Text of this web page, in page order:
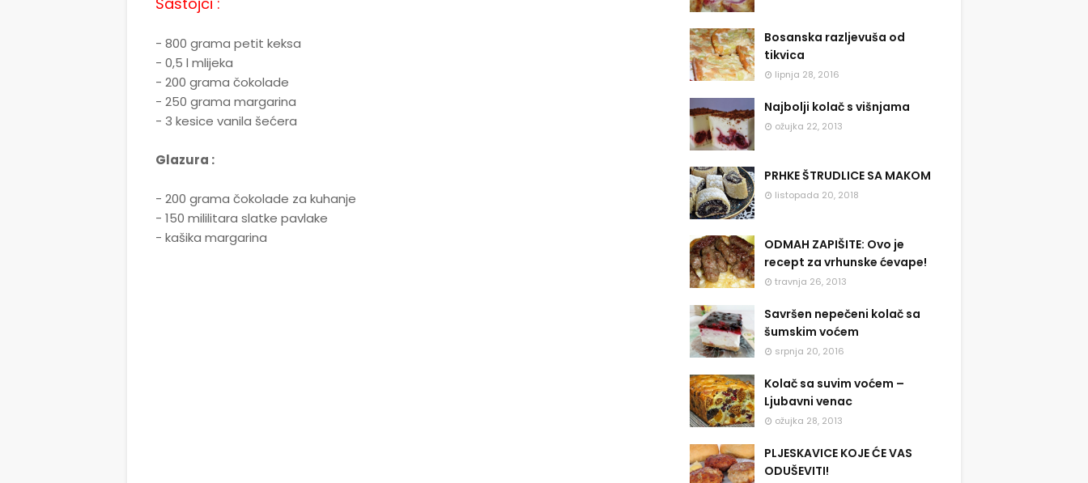
- 800 grama petit keksa
- 0,5 l mlijeka
- 200 grama čokolade
- 250 grama margarina
- 3 kesice vanila šećera
Glazura :
- 200 grama čokolade za kuhanje
- 150 mililitara slatke pavlake
- kašika margarina
Bosanska razljevuša od
tikvica
lipnja 28, 2016
Najbolji kolač s višnjama
ožujka 22, 2013
PRHKE ŠTRUDLICE SA MAKOM
listopada 20, 2018
ODMAH ZAPIŠITE: Ovo je
recept za vrhunske ćevape!
travnja 26, 2013
Savršen nepečeni kolač sa
šumskim voćem
srpnja 20, 2016
Kolač sa suvim voćem –
Ljubavni venac
ožujka 28, 2013
PLJESKAVICE KOJE ĆE VAS
ODUŠEVITI!